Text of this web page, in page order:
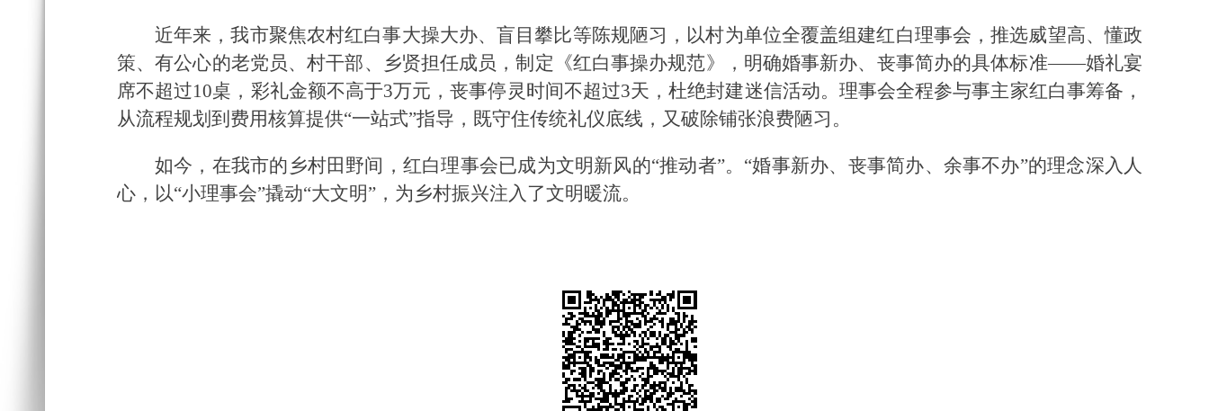
近年来，我市聚焦农村红白事大操大办、盲目攀比等陈规陋习，以村为单位全覆盖组建红白理事会，推选威望高、懂政
策、有公心的老党员、村干部、乡贤担任成员，制定《红白事操办规范》，明确婚事新办、丧事简办的具体标准——婚礼宴
席不超过10桌，彩礼金额不高于3万元，丧事停灵时间不超过3天，杜绝封建迷信活动。理事会全程参与事主家红白事筹备，
从流程规划到费用核算提供“一站式”指导，既守住传统礼仪底线，又破除铺张浪费陋习。
如今，在我市的乡村田野间，红白理事会已成为文明新风的“推动者”。“婚事新办、丧事简办、余事不办”的理念深入人
心，以“小理事会”撬动“大文明”，为乡村振兴注入了文明暖流。